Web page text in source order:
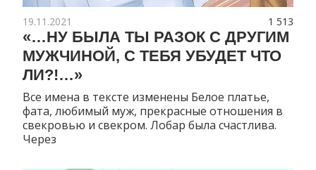
1 513
19.11.2021
«…НУ БЫЛА ТЫ РАЗОК С ДРУГИМ
МУЖЧИНОЙ, С ТЕБЯ УБУДЕТ ЧТО
ЛИ?!…»
Все имена в тексте изменены Белое платье,
фата, любимый муж, прекрасные отношения в
свекровью и свекром. Лобар была счастлива.
Через